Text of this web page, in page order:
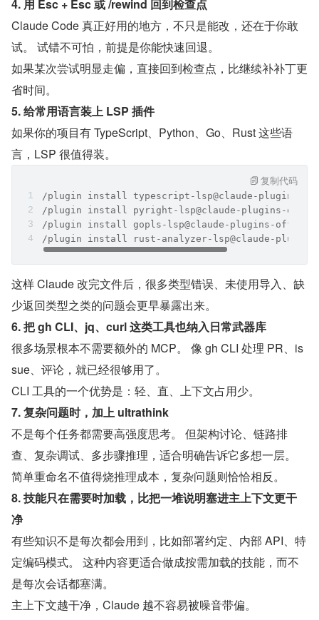
4. 用 Esc + Esc 或 /rewind 回到检查点
Claude Code 真正好用的地方，不只是能改，还在于你敢
试。 试错不可怕，前提是你能快速回退。
如果某次尝试明显走偏，直接回到检查点，比继续补补丁更
省时间。
5. 给常用语言装上 LSP 插件
如果你的项目有 TypeScript、Python、Go、Rust 这些语
言，LSP 很值得装。
/plugin install typescript-lsp@claude-plugins-
/plugin install pyright-lsp@claude-plugins-
/plugin install gopls-lsp@claude-plugins-
/plugin install rust-analyzer-lsp@claude-
复制代码
这样 Claude 改完文件后，很多类型错误、未使用导入、缺
少返回类型之类的问题会更早暴露出来。
6. 把 gh CLI、jq、curl 这类工具也纳入日常武器库
很多场景根本不需要额外的 MCP。 像 gh CLI 处理 PR、is
sue、评论，就已经很够用了。
CLI 工具的一个优势是：轻、直、上下文占用少。
7. 复杂问题时，加上 ultrathink
不是每个任务都需要高强度思考。 但架构讨论、链路排
查、复杂调试、多步骤推理，适合明确告诉它多想一层。
简单重命名不值得烧推理成本，复杂问题则恰恰相反。
8. 技能只在需要时加载，比把一堆说明塞进主上下文更干
净
有些知识不是每次都会用到，比如部署约定、内部 API、特
定编码模式。 这种内容更适合做成按需加载的技能，而不
是每次会话都塞满。
主上下文越干净，Claude 越不容易被噪音带偏。